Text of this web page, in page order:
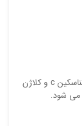
qاسترس کششی با بارمکانیکی باعث افزایش بیان تناسکین c و کلاژن